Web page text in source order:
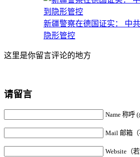
新疆警察在德国证实： 中
隐形管控
这里是你留言评论的地方
请留言
Name 称呼
Mail 邮箱
Website（